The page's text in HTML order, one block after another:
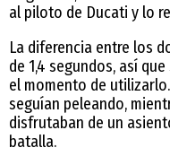
al piloto de Ducati y lo
La diferencia entre los
de 1,4 segundos, así
el momento de
seguían peleando,
disfrutaban de un
batalla.